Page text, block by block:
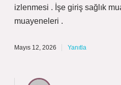
izlenmesi . İşe giriş sağlık
muayeneleri .
Mayıs 12, 2026 Yanıtla